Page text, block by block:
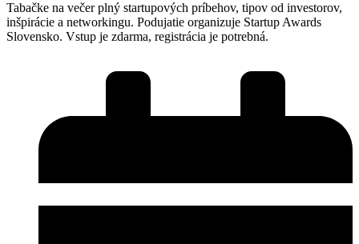
Tabačke na večer plný startupových príbehov, tipov od investorov,
inšpirácie a networkingu. Podujatie organizuje Startup Awards
Slovensko. Vstup je zdarma, registrácia je potrebná.